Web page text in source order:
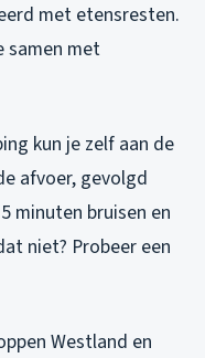
met etensresten.
samen met
kun je zelf aan de
afvoer, gevolgd
minuten bruisen en
niet? Probeer een
Westland en